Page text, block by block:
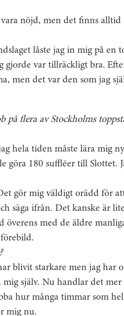
nöjd, men det finns alltid
låste jag in mig på en
gjorde var tillräckligt bra.
men det var den som jag
på flera av Stockholms
hela tiden måste lära mig
göra 180 suffléer till Slottet.
gör mig väldigt orädd för
säga ifrån. Det kanske är
överens med de äldre
blivit starkare men jag har
själv. Nu handlar det
hur många timmar som
mig nu.